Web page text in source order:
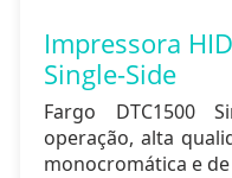
Impressora
Single-Side
Fargo DTC1500
operação, alta
monocromática e